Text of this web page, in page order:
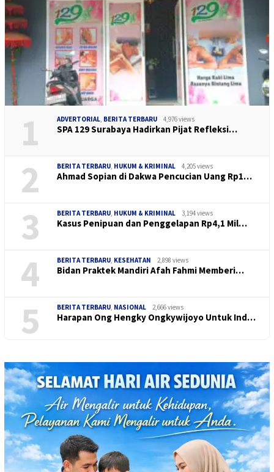
1 ADVERTORIAL, BERITA TERBARU 4,976 views
SPA 129 Surabaya Hadirkan Pijat Refleksi…
2 BERITA TERBARU, HUKUM & KRIMINAL 4,205 views
Ahmad Sopian di Dakwa Pencucian Uang Rp1…
3 BERITA TERBARU, HUKUM & KRIMINAL 3,194 views
Kasus Penipuan dan Penggelapan Rp4,1 Mil…
4 BERITA TERBARU, KESEHATAN 2,898 views
Bidan Praktek Mandiri Afah Fahmi Memberi…
5 BERITA TERBARU, NASIONAL 2,666 views
Harapan Ong Hengky Ongkywijoyo Untuk Ind…